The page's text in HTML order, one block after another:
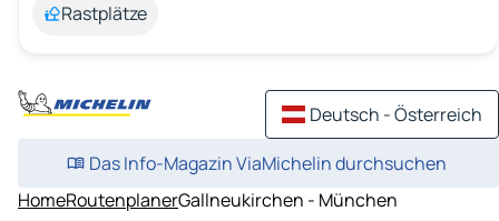
Rastplätze
Deutsch - Österreich
Das Info-Magazin ViaMichelin durchsuchen
HomeRoutenplanerGallneukirchen - München